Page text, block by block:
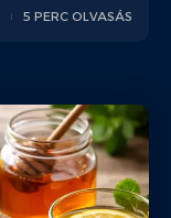
5 PERC OLVASÁS